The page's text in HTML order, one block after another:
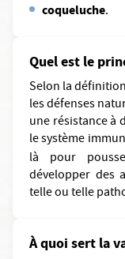
coqueluche.
Quel est le
Selon la
les défenses
une résistance à
le système
là pour
développer des
telle ou telle
À quoi sert la